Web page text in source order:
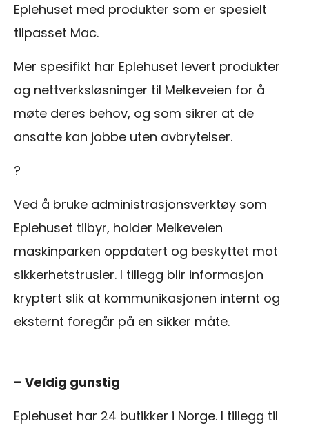
Eplehuset med produkter som er spesielt
tilpasset Mac.
Mer spesifikt har Eplehuset levert produkter
og nettverksløsninger til Melkeveien for å
møte deres behov, og som sikrer at de
ansatte kan jobbe uten avbrytelser.
?
Ved å bruke administrasjonsverktøy som
Eplehuset tilbyr, holder Melkeveien
maskinparken oppdatert og beskyttet mot
sikkerhetstrusler. I tillegg blir informasjon
kryptert slik at kommunikasjonen internt og
eksternt foregår på en sikker måte.
– Veldig gunstig
Eplehuset har 24 butikker i Norge. I tillegg til